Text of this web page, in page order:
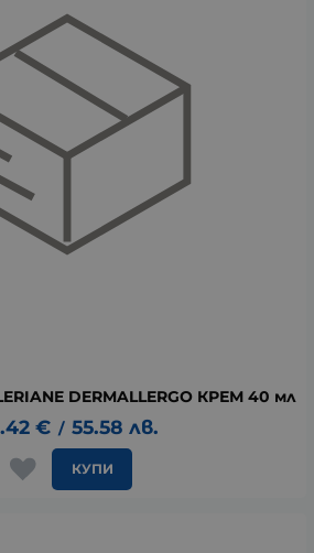
DERMALLERGO КРЕМ 40 мл
€ / 55.58 лв.
КУПИ